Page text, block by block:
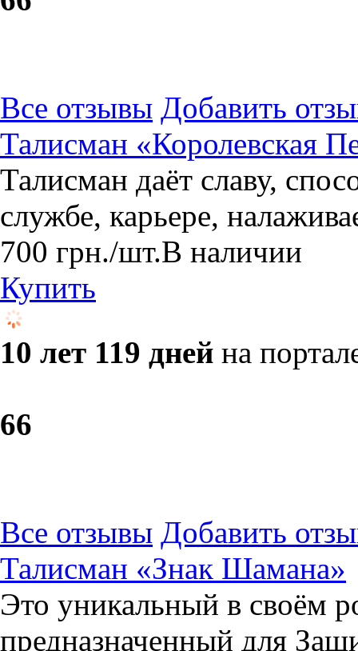
Все отзывы Добавить
Талисман «Королевская
Талисман даёт славу,
службе, карьере,
700 грн./шт.В наличии
Купить
10 лет 119 дней на
66
Все отзывы Добавить
Талисман «Знак Шамана»
Это уникальный в своём
предназначенный для